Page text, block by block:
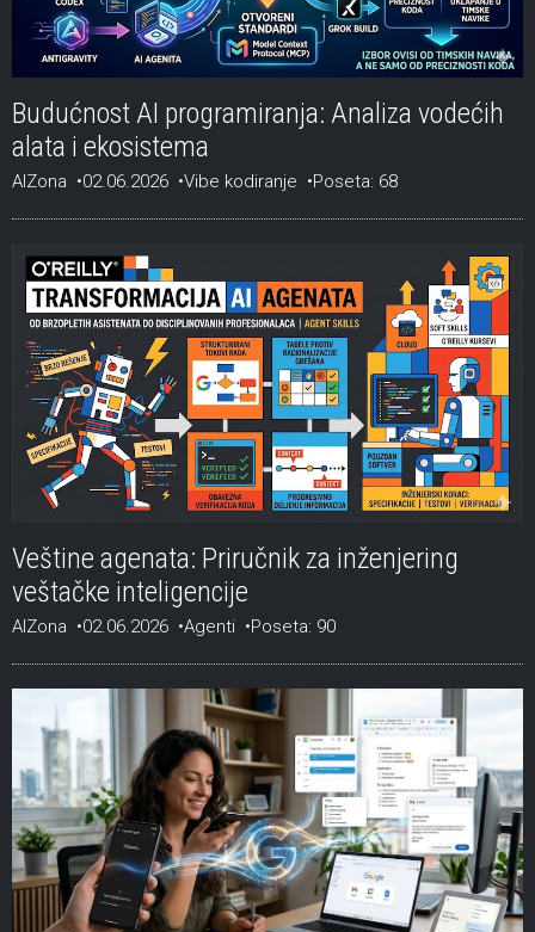
Budućnost AI programiranja: Analiza vodećih
alata i ekosistema
AIZona 02.06.2026 Vibe kodiranje Poseta: 68
Veštine agenata: Priručnik za inženjering
veštačke inteligencije
AIZona 02.06.2026 Agenti Poseta: 90